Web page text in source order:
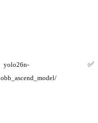
yolo26n-
obb_ascend_model/
✅